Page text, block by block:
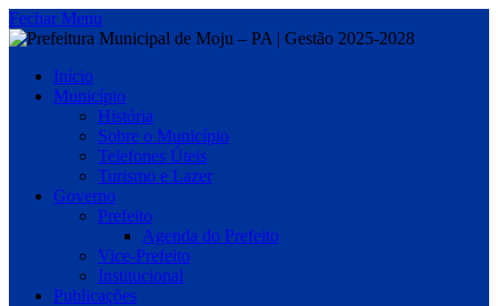
Fechar Menu
Início
Município
História
Sobre o Município
Telefones Úteis
Turismo e Lazer
Governo
Prefeito
Agenda do Prefeito
Vice-Prefeito
Institucional
Publicações